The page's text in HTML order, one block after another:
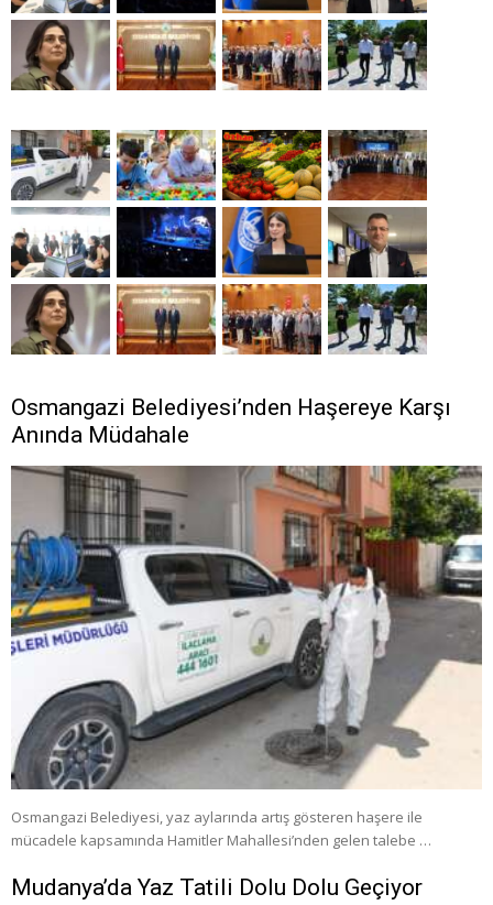
Osmangazi Belediyesi’nden Haşereye Karşı
Anında Müdahale
Osmangazi Belediyesi, yaz aylarında artış gösteren haşere ile
mücadele kapsamında Hamitler Mahallesi’nden gelen talebe …
Mudanya’da Yaz Tatili Dolu Dolu Geçiyor